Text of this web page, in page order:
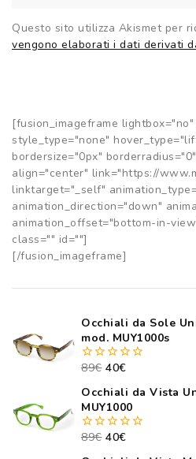
Questo sito utilizza Akismet per
vengono elaborati i dati derivati
[fusion_imageframe
style_type="none"
bordersize="0px"
align="center" link="https://
linktarget="_self"
animation_direction="down"
animation_offset="bottom-in-
class="" id=""]
[/fusion_imageframe]
Occhiali da Sole
mod. MUY1000s
0
of
5
89€ 40€
Occhiali da Vista
MUY1000
0
89€ 40€